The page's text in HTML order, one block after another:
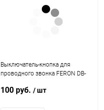
Выключатель-кнопка для
проводного звонка FERON DB-
100 руб. / шт